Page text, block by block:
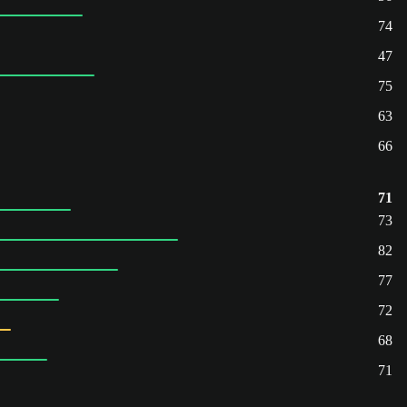
74
47
75
63
66
71
73
82
77
72
68
71